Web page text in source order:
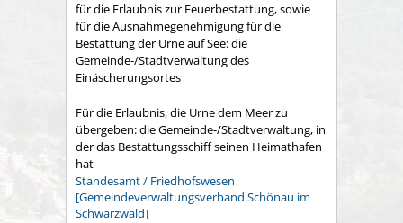
für die Erlaubnis zur Feuerbestattung, sowie
für die Ausnahmegenehmigung für die
Bestattung der Urne auf See: die
Gemeinde-/Stadtverwaltung des
Einäscherungsortes
Für die Erlaubnis, die Urne dem Meer zu
übergeben: die Gemeinde-/Stadtverwaltung, in
der das Bestattungsschiff seinen Heimathafen
hat
Standesamt / Friedhofswesen
[Gemeindeverwaltungsverband Schönau im
Schwarzwald]